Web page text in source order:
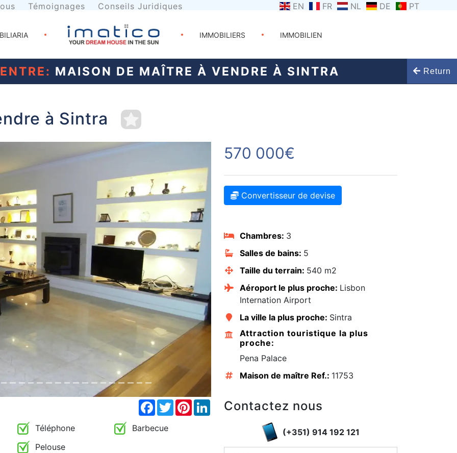
Témoignages Conseils Juridiques EN FR NL DE PT
IMMOBILIERS IMMOBILIEN
MAISON DE MAÎTRE À VENDRE À SINTRA Return
à Sintra
Next
Facebook
TwitterPinterestLinkedIn
Téléphone
Barbecue
Pelouse
570 000€
Convertisseur de devise
Chambres: 3
Salles de bains: 5
Taille du terrain: 540 m2
Aéroport le plus proche: Lisbon
Internation Airport
La ville la plus proche: Sintra
Attraction touristique la plus
proche:
Pena Palace
Maison de maître Ref.: 11753
Contactez nous
(+351) 914 192 121